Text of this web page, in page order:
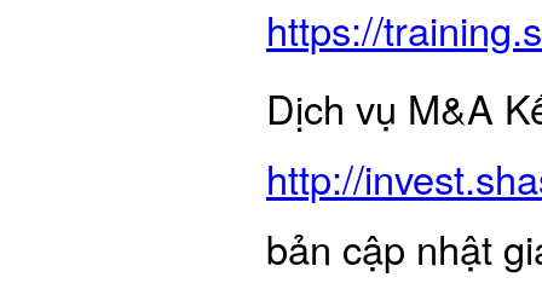
https://
Dịch vụ M&A
http://
bản cập nhật